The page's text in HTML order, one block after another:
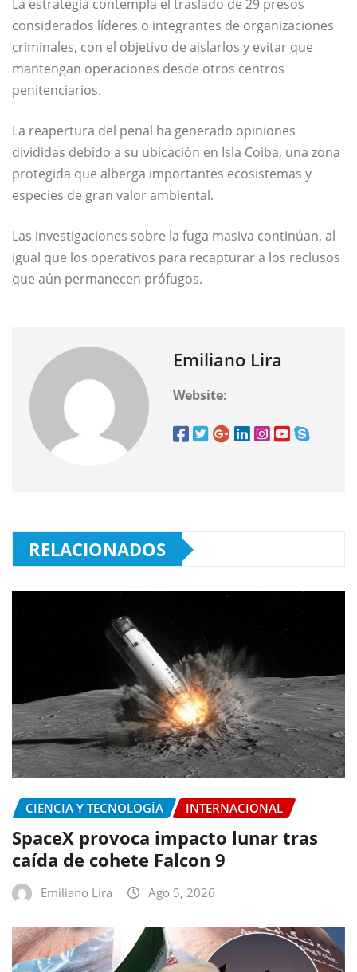
La estrategia contempla el traslado de 29 presos
considerados líderes o integrantes de organizaciones
criminales, con el objetivo de aislarlos y evitar que
mantengan operaciones desde otros centros
penitenciarios.
La reapertura del penal ha generado opiniones
divididas debido a su ubicación en Isla Coiba, una zona
protegida que alberga importantes ecosistemas y
especies de gran valor ambiental.
Las investigaciones sobre la fuga masiva continúan, al
igual que los operativos para recapturar a los reclusos
que aún permanecen prófugos.
Emiliano Lira
Website:
RELACIONADOS
CIENCIA Y TECNOLOGÍA INTERNACIONAL
SpaceX provoca impacto lunar tras
caída de cohete Falcon 9
Emiliano Lira Ago 5, 2026